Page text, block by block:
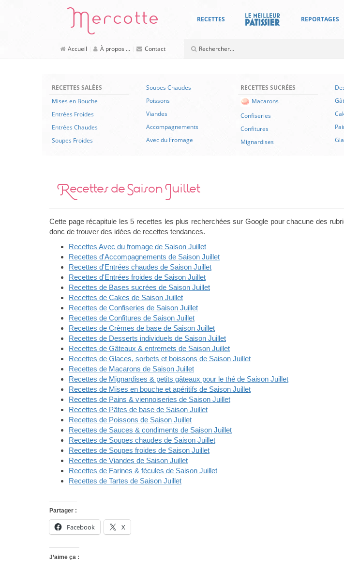
Mercotte RECETTES REPORTAGES
Accueil | À propos ... | Contact
RECETTES SALÉES
Mises en Bouche
Entrées Froides
Entrées Chaudes
Soupes Froides
Soupes Chaudes
Poissons
Viandes
Accompagnements
Avec du Fromage
RECETTES SUCRÉES
Macarons
Confiseries
Confitures
Mignardises
Recettes de Saison Juillet
Cette page récapitule les 5 recettes les plus recherchées sur Google pour chacune des
donc de trouver des idées de recettes tendances.
Recettes Avec du fromage de Saison Juillet
Recettes d'Accompagnements de Saison Juillet
Recettes d'Entrées chaudes de Saison Juillet
Recettes d'Entrées froides de Saison Juillet
Recettes de Bases sucrées de Saison Juillet
Recettes de Cakes de Saison Juillet
Recettes de Confiseries de Saison Juillet
Recettes de Confitures de Saison Juillet
Recettes de Crèmes de base de Saison Juillet
Recettes de Desserts individuels de Saison Juillet
Recettes de Gâteaux & entremets de Saison Juillet
Recettes de Glaces, sorbets et boissons de Saison Juillet
Recettes de Macarons de Saison Juillet
Recettes de Mignardises & petits gâteaux pour le thé de Saison Juillet
Recettes de Mises en bouche et apéritifs de Saison Juillet
Recettes de Pains & viennoiseries de Saison Juillet
Recettes de Pâtes de base de Saison Juillet
Recettes de Poissons de Saison Juillet
Recettes de Sauces & condiments de Saison Juillet
Recettes de Soupes chaudes de Saison Juillet
Recettes de Soupes froides de Saison Juillet
Recettes de Viandes de Saison Juillet
Recettes de Farines & fécules de Saison Juillet
Recettes de Tartes de Saison Juillet
Partager :
Facebook X
J’aime ça :